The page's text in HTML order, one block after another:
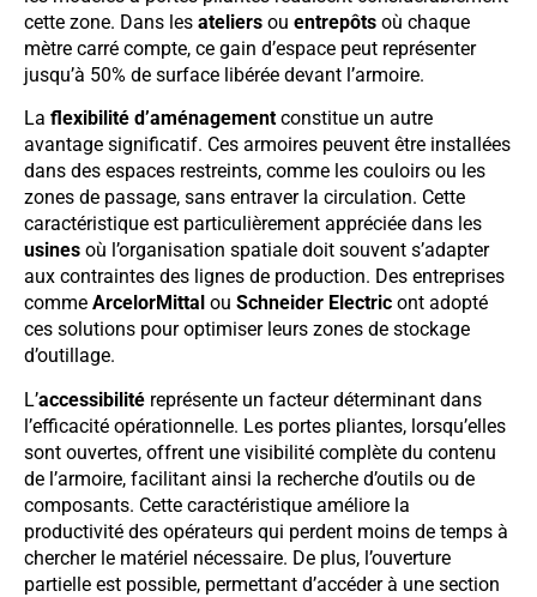
cette zone. Dans les ateliers ou entrepôts où chaque
mètre carré compte, ce gain d’espace peut représenter
jusqu’à 50% de surface libérée devant l’armoire.
La flexibilité d’aménagement constitue un autre
avantage significatif. Ces armoires peuvent être installées
dans des espaces restreints, comme les couloirs ou les
zones de passage, sans entraver la circulation. Cette
caractéristique est particulièrement appréciée dans les
usines où l’organisation spatiale doit souvent s’adapter
aux contraintes des lignes de production. Des entreprises
comme ArcelorMittal ou Schneider Electric ont adopté
ces solutions pour optimiser leurs zones de stockage
d’outillage.
L’accessibilité représente un facteur déterminant dans
l’efficacité opérationnelle. Les portes pliantes, lorsqu’elles
sont ouvertes, offrent une visibilité complète du contenu
de l’armoire, facilitant ainsi la recherche d’outils ou de
composants. Cette caractéristique améliore la
productivité des opérateurs qui perdent moins de temps à
chercher le matériel nécessaire. De plus, l’ouverture
partielle est possible, permettant d’accéder à une section